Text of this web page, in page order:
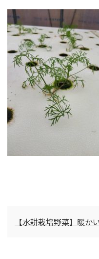
【水耕栽培野菜】暖か